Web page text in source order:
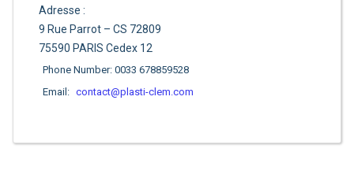
Adresse :
9 Rue Parrot – CS 72809
75590 PARIS Cedex 12
Phone Number: 0033 678859528
Email: contact@plasti-clem.com